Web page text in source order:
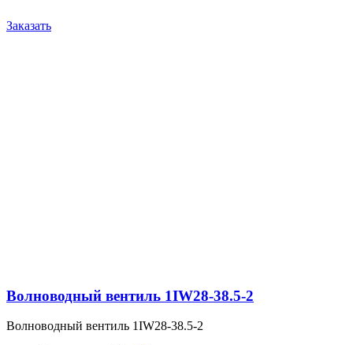
Заказать
Волноводный вентиль 1IW28-38.5-2
Волноводный вентиль 1IW28-38.5-2